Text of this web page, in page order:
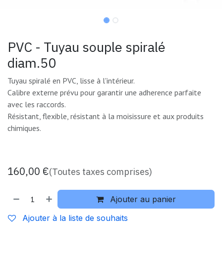
PVC - Tuyau souple spiralé
diam.50
Tuyau spiralé en PVC, lisse à l'intérieur.
Calibre externe prévu pour garantir une adherence parfaite
avec les raccords.
Résistant, flexible, résistant à la moisissure et aux produits
chimiques.
160,00 €(Toutes taxes comprises)
Ajouter au panier
Ajouter à la liste de souhaits